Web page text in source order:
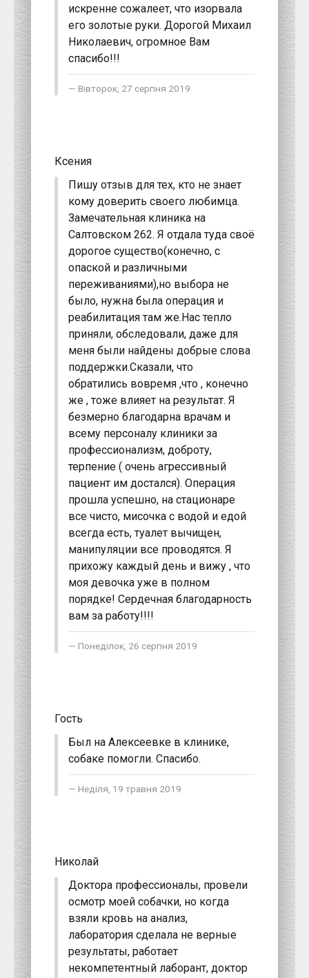
искренне сожалеет, что изорвала
его золотые руки. Дорогой Михаил
Николаевич, огромное Вам
спасибо!!!
Вівторок, 27 серпня 2019
Ксения
Пишу отзыв для тех, кто не знает
кому доверить своего любимца.
Замечательная клиника на
Салтовском 262. Я отдала туда своё
дорогое существо(конечно, с
опаской и различными
переживаниями),но выбора не
было, нужна была операция и
реабилитация там же.Нас тепло
приняли, обследовали, даже для
меня были найдены добрые слова
поддержки.Сказали, что
обратились вовремя ,что , конечно
же , тоже влияет на результат. Я
безмерно благодарна врачам и
всему персоналу клиники за
профессионализм, доброту,
терпение ( очень агрессивный
пациент им достался). Операция
прошла успешно, на стационаре
все чисто, мисочка с водой и едой
всегда есть, туалет вычищен,
манипуляции все проводятся. Я
прихожу каждый день и вижу , что
моя девочка уже в полном
порядке! Сердечная благодарность
вам за работу!!!!
Понеділок, 26 серпня 2019
Гость
Был на Алексеевке в клинике,
собаке помогли. Спасибо.
Неділя, 19 травня 2019
Николай
Доктора профессионалы, провели
осмотр моей собачки, но когда
взяли кровь на анализ,
лаборатория сделала не верные
результаты, работает
некомпетентный лаборант, доктор